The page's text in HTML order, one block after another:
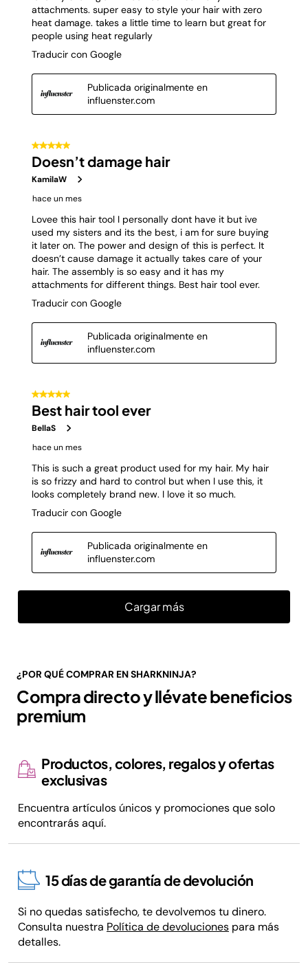
¿POR QUÉ COMPRAR EN SHARKNINJA?
Compra directo y llévate beneficios
premium
Productos, colores, regalos y ofertas
exclusivas
Encuentra artículos únicos y promociones que solo
encontrarás aquí.
15 días de garantía de devolución
Si no quedas satisfecho, te devolvemos tu dinero.
Consulta nuestra Política de devoluciones para más
detalles.